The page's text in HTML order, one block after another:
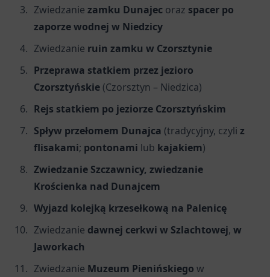
Zwiedzanie zamku Dunajec oraz spacer po
zaporze wodnej w Niedzicy
Zwiedzanie ruin zamku w Czorsztynie
Przeprawa statkiem przez jezioro
Czorsztyńskie (Czorsztyn – Niedzica)
Rejs statkiem po jeziorze Czorsztyńskim
Spływ przełomem Dunajca (tradycyjny, czyli z
flisakami; pontonami lub kajakiem)
Zwiedzanie Szczawnicy, zwiedzanie
Krościenka nad Dunajcem
Wyjazd kolejką krzesełkową na Palenicę
Zwiedzanie dawnej cerkwi w Szlachtowej, w
Jaworkach
Zwiedzanie Muzeum Pienińskiego w